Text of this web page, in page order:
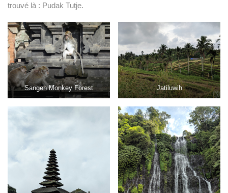
trouvé là : Pudak Tutje.
Sangeh Monkey Forest Jatiluwih